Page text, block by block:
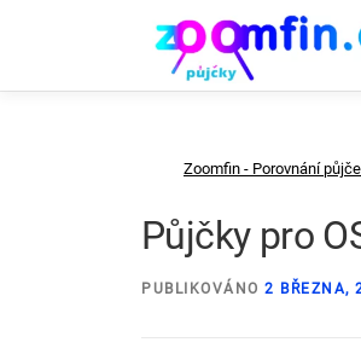
Zoomfin - Porovnání
Půjčky pro
PUBLIKOVÁNO 2 BŘEZNA,